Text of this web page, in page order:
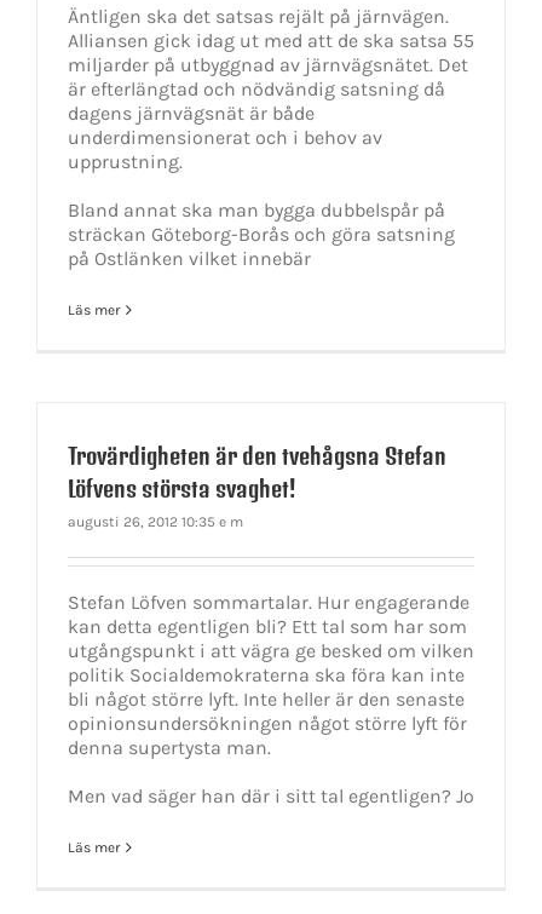
Äntligen ska det satsas rejält på järnvägen.
Alliansen gick idag ut med att de ska satsa 55
miljarder på utbyggnad av järnvägsnätet. Det
är efterlängtad och nödvändig satsning då
dagens järnvägsnät är både
underdimensionerat och i behov av
upprustning.
Bland annat ska man bygga dubbelspår på
sträckan Göteborg-Borås och göra satsning
på Ostlänken vilket innebär
Läs mer
Trovärdigheten är den tvehågsna Stefan
Löfvens största svaghet!
augusti 26, 2012 10:35 e m
Stefan Löfven sommartalar. Hur engagerande
kan detta egentligen bli? Ett tal som har som
utgångspunkt i att vägra ge besked om vilken
politik Socialdemokraterna ska föra kan inte
bli något större lyft. Inte heller är den senaste
opinionsundersökningen något större lyft för
denna supertysta man.
Men vad säger han där i sitt tal egentligen? Jo
Läs mer